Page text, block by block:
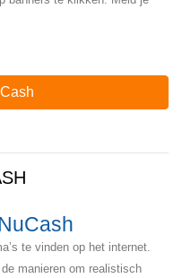
te vinden op het internet.
manieren om realistisch